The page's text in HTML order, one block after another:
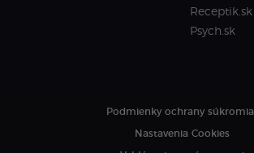
Receptik.sk
Psych.sk
Podmienky ochrany súkromia
Nastavenia Cookies